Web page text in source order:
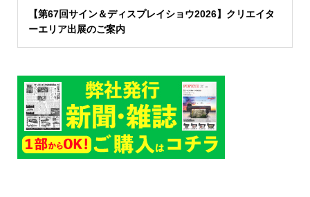
【第67回サイン＆ディスプレイショウ2026】クリエイタ
ーエリア出展のご案内